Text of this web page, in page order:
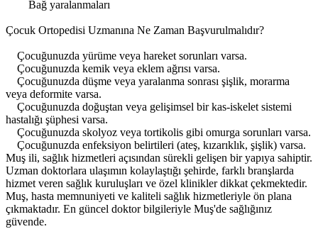
Bağ yaralanmaları
Çocuk Ortopedisi Uzmanına Ne Zaman Başvurulmalıdır?
Çocuğunuzda yürüme veya hareket sorunları varsa.
Çocuğunuzda kemik veya eklem ağrısı varsa.
Çocuğunuzda düşme veya yaralanma sonrası şişlik, morarma
veya deformite varsa.
Çocuğunuzda doğuştan veya gelişimsel bir kas-iskelet sistemi
hastalığı şüphesi varsa.
Çocuğunuzda skolyoz veya tortikolis gibi omurga sorunları varsa.
Çocuğunuzda enfeksiyon belirtileri (ateş, kızarıklık, şişlik) varsa.
Muş ili, sağlık hizmetleri açısından sürekli gelişen bir yapıya sahiptir.
Uzman doktorlara ulaşımın kolaylaştığı şehirde, farklı branşlarda
hizmet veren sağlık kuruluşları ve özel klinikler dikkat çekmektedir.
Muş, hasta memnuniyeti ve kaliteli sağlık hizmetleriyle ön plana
çıkmaktadır. En güncel doktor bilgileriyle Muş'de sağlığınız
güvende.